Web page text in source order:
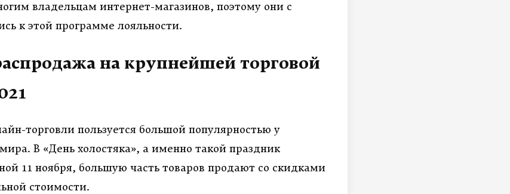
владельцам интернет-магазинов, поэтому они с
к этой программе лояльности.
на крупнейшей торговой
торговли пользуется большой популярностью у
В «День холостяка», а именно такой праздник
11 ноября, большую часть товаров продают со скидками
стоимости.